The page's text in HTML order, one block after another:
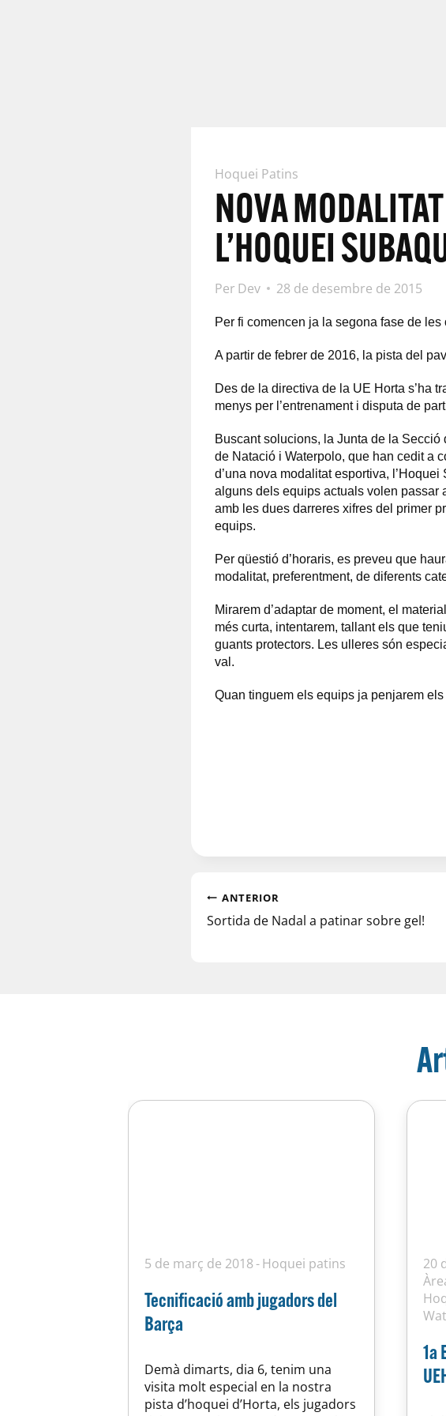
Hoquei Patins
NOVA
L’HOQUEI
Per Dev 28 de desembre de 2015
Per fi comencen ja la segona fase de
A partir de febrer de 2016, la pista del
Des de la directiva de la UE Horta s’ha
menys per l’entrenament i disputa de
Buscant solucions, la Junta de la Secció
de Natació i Waterpolo, que han cedit a
d’una nova modalitat esportiva,
alguns dels equips actuals volen passar
amb les dues darreres xifres del primer
equips.
Per qüestió d’horaris, es preveu que
modalitat, preferentment, de diferents
Mirarem d’adaptar de moment, el
més curta, intentarem, tallant els que
guants protectors. Les ulleres són
val.
Quan tinguem els equips ja penjarem
ANTERIOR
Sortida de Nadal a patinar sobre gel!
5 de març de 2018 Hoquei patins
Tecnificació amb jugadors del
Barça
Demà dimarts, dia 6, tenim una
visita molt especial en la nostra
pista d’hoquei d’Horta, els jugadors
20
1a